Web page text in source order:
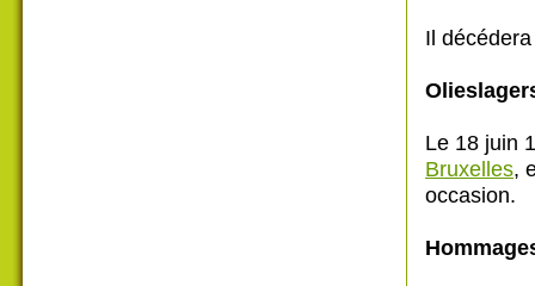
Il
Le 18 juin
Bruxelles,
occasion.